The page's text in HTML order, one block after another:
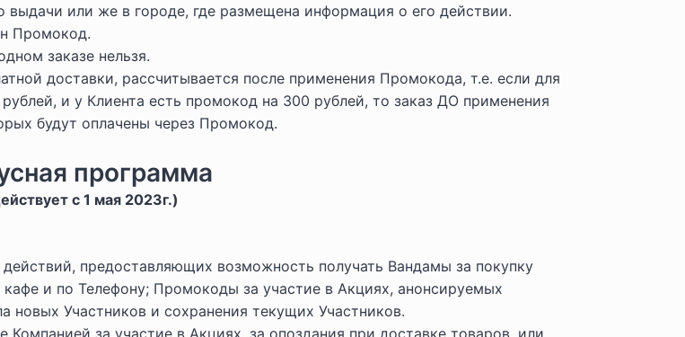
или же в городе, где размещена информация о его действии.
Промокод.
заказе нельзя.
доставки, рассчитывается после применения Промокода, т.е. если для
и у Клиента есть промокод на 300 рублей, то заказ ДО применения
будут оплачены через Промокод.
программа
с 1 мая 2023г.)
предоставляющих возможность получать Вандамы за покупку
и по Телефону; Промокоды за участие в Акциях, анонсируемых
новых Участников и сохранения текущих Участников.
за участие в Акциях, за опоздания при доставке товаров, или